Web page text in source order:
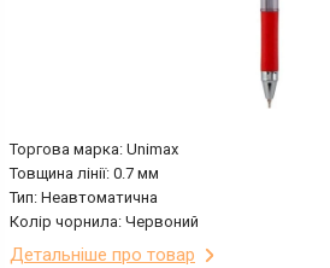
Торгова марка: Unimax
Товщина лінії: 0.7 мм
Тип: Неавтоматична
Колір чорнила: Червоний
Детальніше про товар